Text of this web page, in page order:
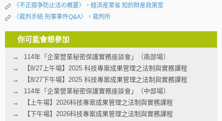
〈不正競争防止法の概要〉，経済産業省 知的財産政策室
〈裁判手続 刑事事件Q&A〉，裁判所
你可能會想參加
114年「企業營業秘密保護實務座談會」（南部場）
【8/27上午場】2025 科技專案成果管理之法制與實務課程
【8/27下午場】2025 科技專案成果管理之法制與實務課程
114年「企業營業秘密保護實務座談會」（中部場）
【上午場】2026科技專案成果管理之法制與實務課程
【下午場】2026科技專案成果管理之法制與實務課程